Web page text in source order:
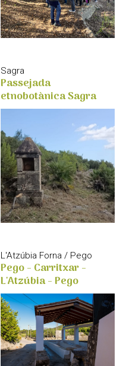
Sagra
Passejada
etnobotànica Sagra
L'Atzúbia Forna / Pego
Pego - Carritxar -
L'Atzúbia - Pego